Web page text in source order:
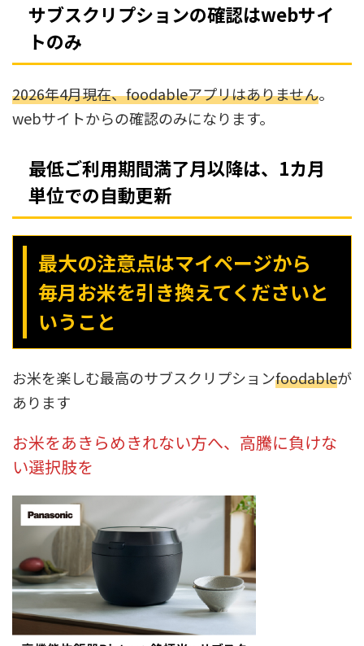
サブスクリプションの確認はwebサイ
トのみ
2026年4月現在、foodableアプリはありません。
webサイトからの確認のみになります。
最低ご利用期間満了月以降は、1カ月
単位での自動更新
最大の注意点はマイページから
毎月お米を引き換えてくださいと
いうこと
お米を楽しむ最高のサブスクリプションfoodableが
あります
お米をあきらめきれない方へ、高騰に負けな
い選択肢を